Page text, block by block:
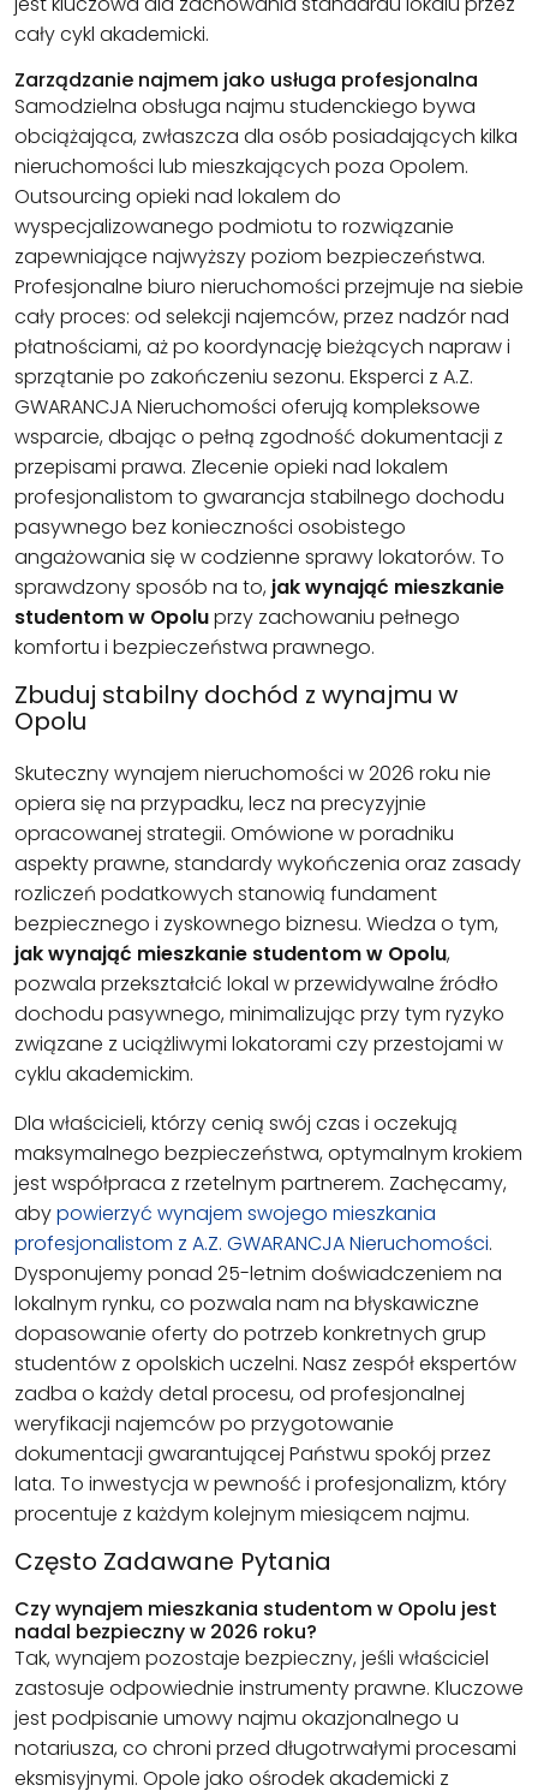
cały cykl akademicki.
Zarządzanie najmem jako usługa profesjonalna
Samodzielna obsługa najmu studenckiego bywa
obciążająca, zwłaszcza dla osób posiadających kilka
nieruchomości lub mieszkających poza Opolem.
Outsourcing opieki nad lokalem do
wyspecjalizowanego podmiotu to rozwiązanie
zapewniające najwyższy poziom bezpieczeństwa.
Profesjonalne biuro nieruchomości przejmuje na siebie
cały proces: od selekcji najemców, przez nadzór nad
płatnościami, aż po koordynację bieżących napraw i
sprzątanie po zakończeniu sezonu. Eksperci z A.Z.
GWARANCJA Nieruchomości oferują kompleksowe
wsparcie, dbając o pełną zgodność dokumentacji z
przepisami prawa. Zlecenie opieki nad lokalem
profesjonalistom to gwarancja stabilnego dochodu
pasywnego bez konieczności osobistego
angażowania się w codzienne sprawy lokatorów. To
sprawdzony sposób na to, jak wynająć mieszkanie
studentom w Opoluprzy zachowaniu pełnego
komfortu i bezpieczeństwa prawnego.
Zbuduj stabilny dochód z wynajmu w
Opolu
Skuteczny wynajem nieruchomości w 2026 roku nie
opiera się na przypadku, lecz na precyzyjnie
opracowanej strategii. Omówione w poradniku
aspekty prawne, standardy wykończenia oraz zasady
rozliczeń podatkowych stanowią fundament
bezpiecznego i zyskownego biznesu. Wiedza o tym,
jak wynająć mieszkanie studentom w Opolu,
pozwala przekształcić lokal w przewidywalne źródło
dochodu pasywnego, minimalizując przy tym ryzyko
związane z uciążliwymi lokatorami czy przestojami w
cyklu akademickim.
Dla właścicieli, którzy cenią swój czas i oczekują
maksymalnego bezpieczeństwa, optymalnym krokiem
jest współpraca z rzetelnym partnerem. Zachęcamy,
abypowierzyć wynajem swojego mieszkania
profesjonalistom z A.Z. GWARANCJA Nieruchomości.
Dysponujemy ponad 25-letnim doświadczeniem na
lokalnym rynku, co pozwala nam na błyskawiczne
dopasowanie oferty do potrzeb konkretnych grup
studentów z opolskich uczelni. Nasz zespół ekspertów
zadba o każdy detal procesu, od profesjonalnej
weryfikacji najemców po przygotowanie
dokumentacji gwarantującej Państwu spokój przez
lata. To inwestycja w pewność i profesjonalizm, który
procentuje z każdym kolejnym miesiącem najmu.
Często Zadawane Pytania
Czy wynajem mieszkania studentom w Opolu jest
nadal bezpieczny w 2026 roku?
Tak, wynajem pozostaje bezpieczny, jeśli właściciel
zastosuje odpowiednie instrumenty prawne. Kluczowe
jest podpisanie umowy najmu okazjonalnego u
notariusza, co chroni przed długotrwałymi procesami
eksmisyjnymi. Opole jako ośrodek akademicki z